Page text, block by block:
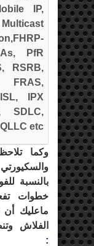
IP,
Multicast
PfR
RSRB,
FRAS,
IPX
SDLC,
QLLC etc.
وكما
بالنسبة
خطوات
ماعليك
الفلاش
: